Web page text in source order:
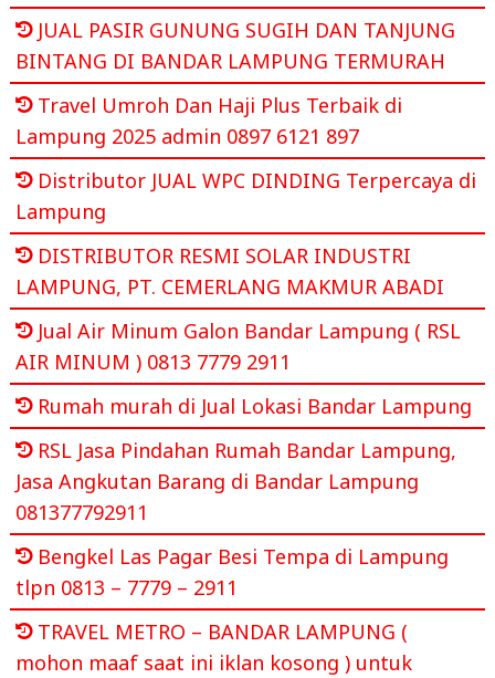
JUAL PASIR GUNUNG SUGIH DAN TANJUNG
BINTANG DI BANDAR LAMPUNG TERMURAH
Travel Umroh Dan Haji Plus Terbaik di
Lampung 2025 admin 0897 6121 897
Distributor JUAL WPC DINDING Terpercaya di
Lampung
DISTRIBUTOR RESMI SOLAR INDUSTRI
LAMPUNG, PT. CEMERLANG MAKMUR ABADI
Jual Air Minum Galon Bandar Lampung ( RSL
AIR MINUM ) 0813 7779 2911
Rumah murah di Jual Lokasi Bandar Lampung
RSL Jasa Pindahan Rumah Bandar Lampung,
Jasa Angkutan Barang di Bandar Lampung
081377792911
Bengkel Las Pagar Besi Tempa di Lampung
tlpn 0813 – 7779 – 2911
TRAVEL METRO – BANDAR LAMPUNG (
mohon maaf saat ini iklan kosong ) untuk